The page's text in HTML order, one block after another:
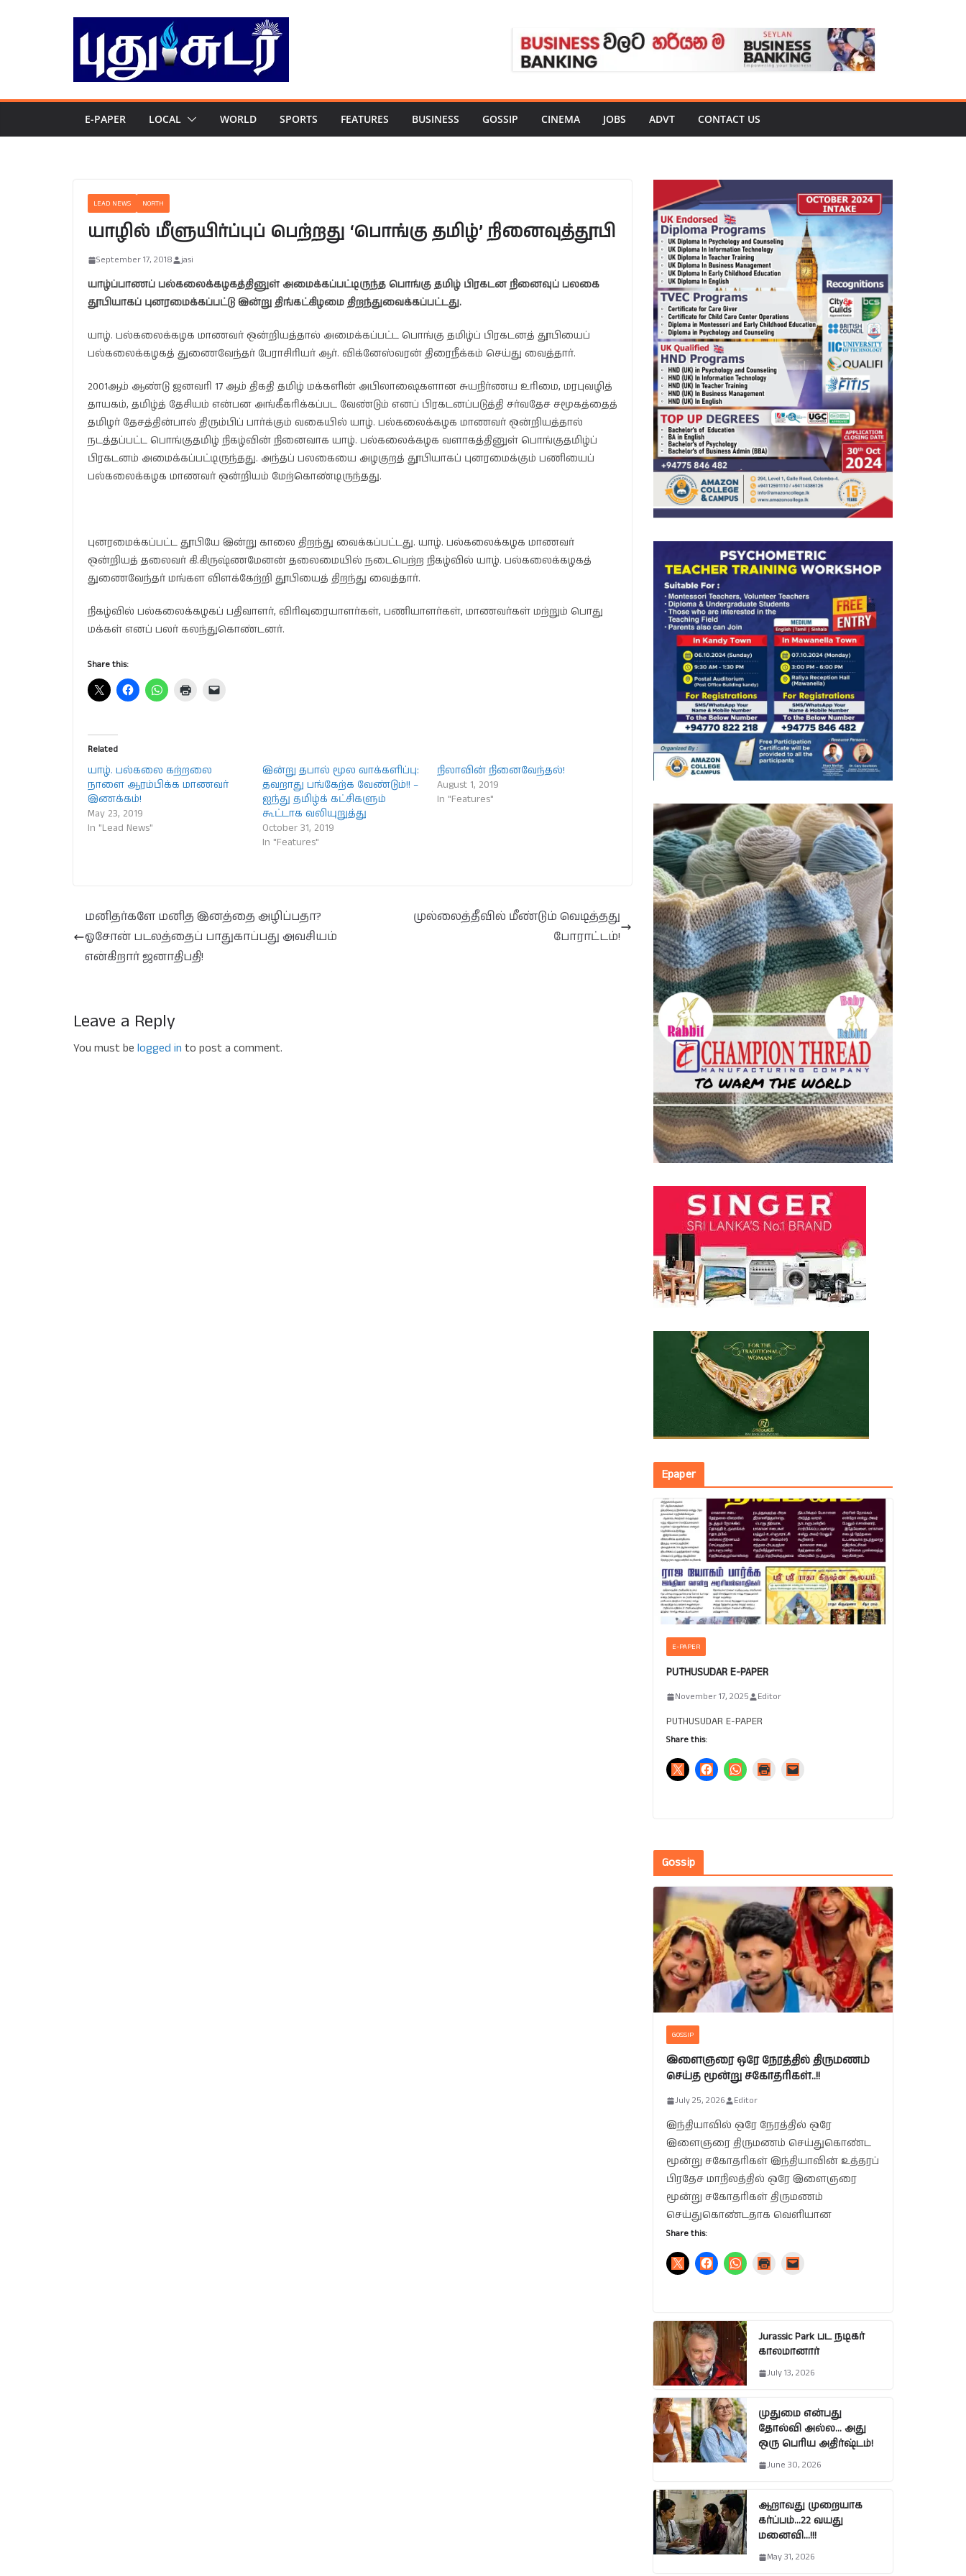
E-PAPER LOCAL WORLD SPORTS FEATURES BUSINESS GOSSIP CINEMA JOBS ADVT CONTACT US
LEAD NEWS NORTH
யாழில் மீளுயிர்ப்புப் பெற்றது ‘பொங்கு தமிழ்’ நினைவுத்தூபி
September 17, 2018 jasi
யாழ்ப்பாணப் பல்கலைக்கழகத்தினுள் அமைக்கப்பட்டிருந்த பொங்கு தமிழ் பிரகடன நினைவுப் பலகை
தூபியாகப் புனரமைக்கப்பட்டு இன்று திங்கட்கிழமை திறந்துவைக்கப்பட்டது.
யாழ். பல்கலைக்கழக மாணவர் ஒன்றியத்தால் அமைக்கப்பட்ட பொங்கு தமிழ்ப் பிரகடனத் தூபியைப்
பல்கலைக்கழகத் துணைவேந்தர் பேராசிரியர் ஆர். விக்னேஸ்வரன் திரைநீக்கம் செய்து வைத்தார்.
2001ஆம் ஆண்டு ஜனவரி 17 ஆம் திகதி தமிழ் மக்களின் அபிலாஷைகளான சுயநிர்ணய உரிமை, மரபுவழித்
தாயகம், தமிழ்த் தேசியம் என்பன அங்கீகரிக்கப்பட வேண்டும் எனப் பிரகடனப்படுத்தி சர்வதேச சமூகத்தைத்
தமிழர் தேசத்தின்பால் திரும்பிப் பார்க்கும் வகையில் யாழ். பல்கலைக்கழக மாணவர் ஒன்றியத்தால்
நடத்தப்பட்ட பொங்குதமிழ் நிகழ்வின் நினைவாக யாழ். பல்கலைக்கழக வளாகத்தினுள் பொங்குதமிழ்ப்
பிரகடனம் அமைக்கப்பட்டிருந்தது. அந்தப் பலகையை அழகுறத் தூபியாகப் புனரமைக்கும் பணியைப்
பல்கலைக்கழக மாணவர் ஒன்றியம் மேற்கொண்டிருந்தது.
புனரமைக்கப்பட்ட தூபியே இன்று காலை திறந்து வைக்கப்பட்டது. யாழ். பல்கலைக்கழக மாணவர்
ஒன்றியத் தலைவர் கி.கிருஷ்ணமேனன் தலைமையில் நடைபெற்ற நிகழ்வில் யாழ். பல்கலைக்கழகத்
துணைவேந்தர் மங்கள விளக்கேற்றி தூபியைத் திறந்து வைத்தார்.
நிகழ்வில் பல்கலைக்கழகப் பதிவாளர், விரிவுரையாளர்கள், பணியாளர்கள், மாணவர்கள் மற்றும் பொது
மக்கள் எனப் பலர் கலந்துகொண்டனர்.
Share this:
Related
யாழ். பல்கலை கற்றலை
நாளை ஆரம்பிக்க மாணவர்
இணக்கம்!
May 23, 2019
In "Lead News"
இன்று தபால் மூல வாக்களிப்பு:
தவறாது பங்கேற்க வேண்டும்!! –
ஐந்து தமிழ்க் கட்சிகளும்
கூட்டாக வலியுறுத்து
October 31, 2019
In "Features"
நிலாவின் நினைவேந்தல்!
August 1, 2019
In "Features"
மனிதர்களே மனித இனத்தை அழிப்பதா?
ஓசோன் படலத்தைப் பாதுகாப்பது அவசியம்
என்கிறார் ஜனாதிபதி!
முல்லைத்தீவில் மீண்டும் வெடித்தது
போராட்டம்!
Leave a Reply
You must be logged in to post a comment.
Epaper
E-PAPER
PUTHUSUDAR E-PAPER
November 17, 2025 Editor
PUTHUSUDAR E-PAPER
Share this:
Gossip
GOSSIP
இளைஞரை ஒரே நேரத்தில் திருமணம்
செய்த மூன்று சகோதரிகள்..!!
July 25, 2026 Editor
இந்தியாவில் ஒரே நேரத்தில் ஒரே
இளைஞரை திருமணம் செய்துகொண்ட
மூன்று சகோதரிகள் இந்தியாவின் உத்தரப்
பிரதேச மாநிலத்தில் ஒரே இளைஞரை
மூன்று சகோதரிகள் திருமணம்
செய்துகொண்டதாக வெளியான
Share this:
Jurassic Park பட நடிகர்
காலமானார்
July 13, 2026
முதுமை என்பது
தோல்வி அல்ல… அது
ஒரு பெரிய அதிர்ஷ்டம்!
June 30, 2026
ஆறாவது முறையாக
கர்ப்பம்…22 வயது
மனைவி…!!!
May 31, 2026